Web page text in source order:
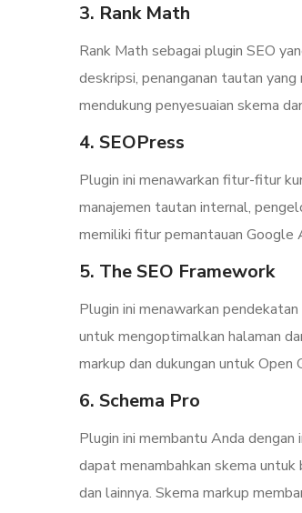
3. Rank Math
Rank Math sebagai plugin SEO
deskripsi, penanganan tautan
mendukung penyesuaian skema
4. SEOPress
Plugin ini menawarkan fitur-fitur
manajemen tautan internal,
memiliki fitur pemantauan Google
5. The SEO Framework
Plugin ini menawarkan
untuk mengoptimalkan halaman
markup dan dukungan untuk Open
6. Schema Pro
Plugin ini membantu Anda dengan
dapat menambahkan skema
dan lainnya. Skema markup